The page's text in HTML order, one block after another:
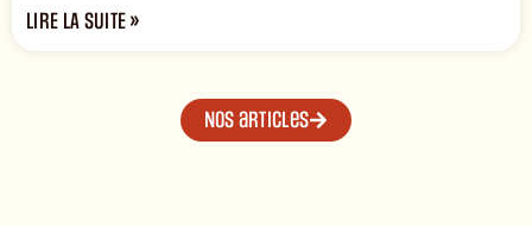
LIRE LA SUITE »
Nos articles